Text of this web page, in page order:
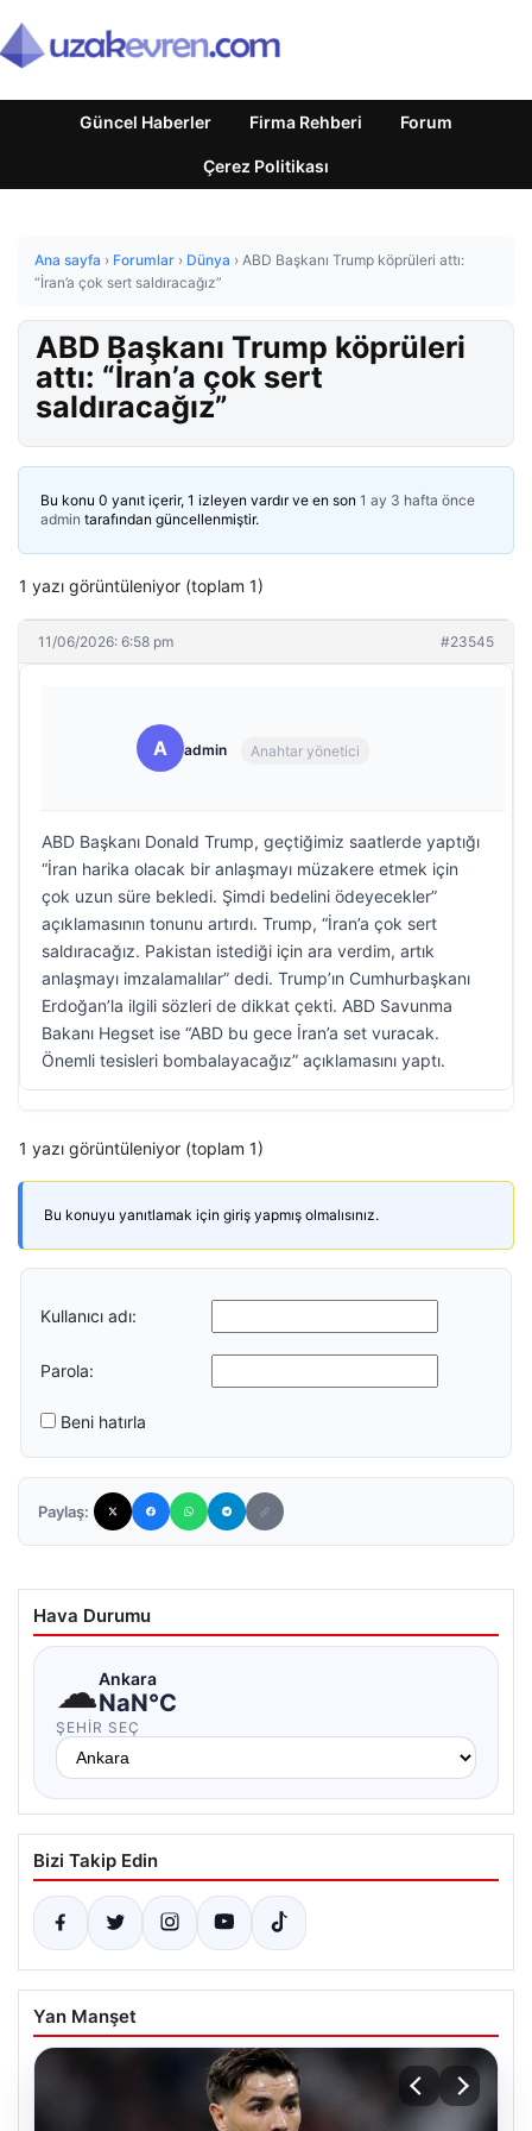
Güncel Haberler Firma Rehberi Forum
Çerez Politikası
Ana sayfa › Forumlar › Dünya › ABD Başkanı Trump köprüleri attı:
“İran’a çok sert saldıracağız”
ABD Başkanı Trump köprüleri
attı: “İran’a çok sert
saldıracağız”
Bu konu 0 yanıt içerir, 1 izleyen vardır ve en son 1 ay 3 hafta önce
admin tarafından güncellenmiştir.
1 yazı görüntüleniyor (toplam 1)
11/06/2026: 6:58 pm #23545
A admin Anahtar yönetici
ABD Başkanı Donald Trump, geçtiğimiz saatlerde yaptığı
“İran harika olacak bir anlaşmayı müzakere etmek için
çok uzun süre bekledi. Şimdi bedelini ödeyecekler”
açıklamasının tonunu artırdı. Trump, “İran’a çok sert
saldıracağız. Pakistan istediği için ara verdim, artık
anlaşmayı imzalamalılar” dedi. Trump’ın Cumhurbaşkanı
Erdoğan’la ilgili sözleri de dikkat çekti. ABD Savunma
Bakanı Hegset ise “ABD bu gece İran’a set vuracak.
Önemli tesisleri bombalayacağız” açıklamasını yaptı.
1 yazı görüntüleniyor (toplam 1)
Bu konuyu yanıtlamak için giriş yapmış olmalısınız.
Kullanıcı adı:
Parola:
Beni hatırla
Paylaş:
Hava Durumu
☁Ankara
NaN°C
ŞEHIR SEÇ
Bizi Takip Edin
Yan Manşet